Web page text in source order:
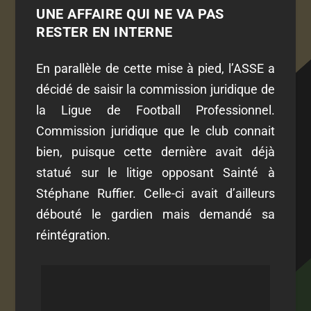
UNE AFFAIRE QUI NE VA PAS
RESTER EN INTERNE
En parallèle de cette mise à pied, l’ASSE a
décidé de saisir la commission juridique de
la Ligue de Football Professionnel.
Commission juridique que le club connait
bien, puisque cette dernière avait déjà
statué sur le litige opposant Sainté à
Stéphane Ruffier. Celle-ci avait d’ailleurs
débouté le gardien mais demandé sa
réintégration.